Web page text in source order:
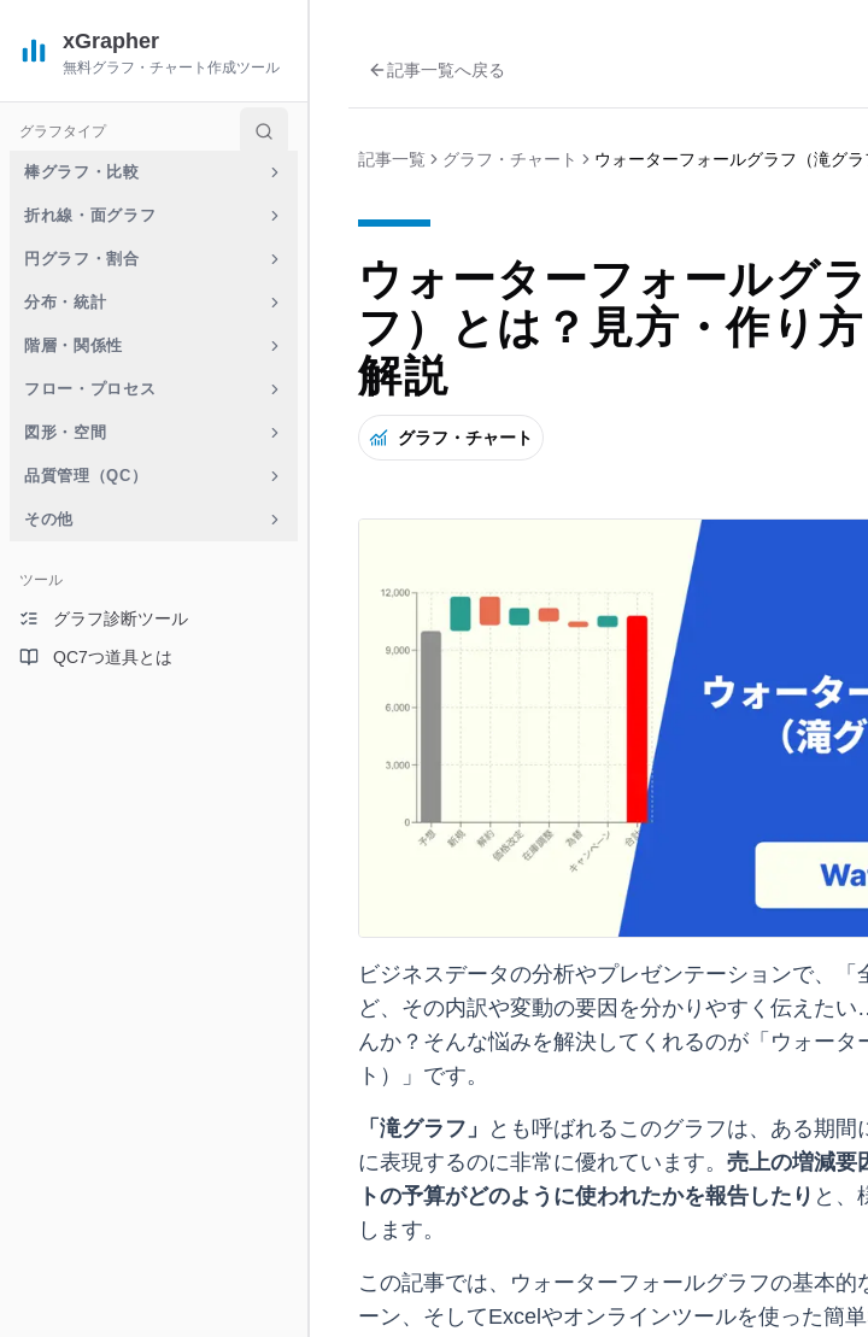
xGrapher
無料グラフ・チャート作成ツール
グラフタイプ
棒グラフ・比較
折れ線・面グラフ
円グラフ・割合
分布・統計
階層・関係性
フロー・プロセス
図形・空間
品質管理（QC）
その他
ツール
グラフ診断ツール
QC7つ道具とは
記事一覧へ戻る
記事一覧 グラフ・チャート ウォーターフォールグラフ（滝グ
ウォーターフォールグ
フ）とは？見方・作り
解説
グラフ・チャート
ビジネスデータの分析やプレゼンテーションで、
ど、その内訳や変動の要因を分かりやすく伝えた
んか？そんな悩みを解決してくれるのが「ウォータ
ト）」です。
「滝グラフ」
とも呼ばれるこのグラフは、ある期
に表現するのに非常に優れています。 売上の増減要
トの予算がどのように使われたかを報告したり と、
します。
この記事では、ウォーターフォールグラフの基本的
ーン、そしてExcelやオンラインツールを使った簡